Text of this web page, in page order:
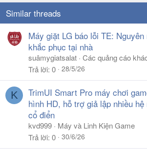
Similar threads
Máy giặt LG báo lỗi TE:
khắc phục tại nhà
suâmygiatsalat Các quảng cáo
Trả lời 0 28/5/26
K
TrimUI Smart Pro máy chơi
hình HD, hỗ trợ giả lập nhiều
cổ điển
kvd999
Máy và Linh Kiện Game
Trả lời 0 30/6/26